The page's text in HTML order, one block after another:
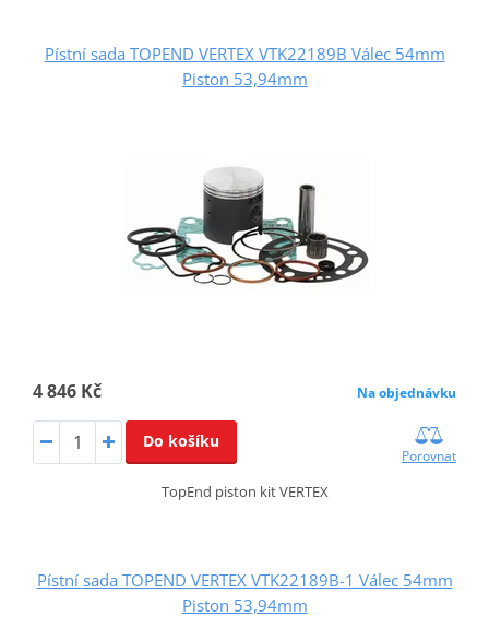
Pístní sada TOPEND VERTEX VTK22189B Válec 54mm
Piston 53,94mm
4 846 Kč Na objednávku
Do košíku
Porovnat
TopEnd piston kit VERTEX
Pístní sada TOPEND VERTEX VTK22189B-1 Válec 54mm
Piston 53,94mm